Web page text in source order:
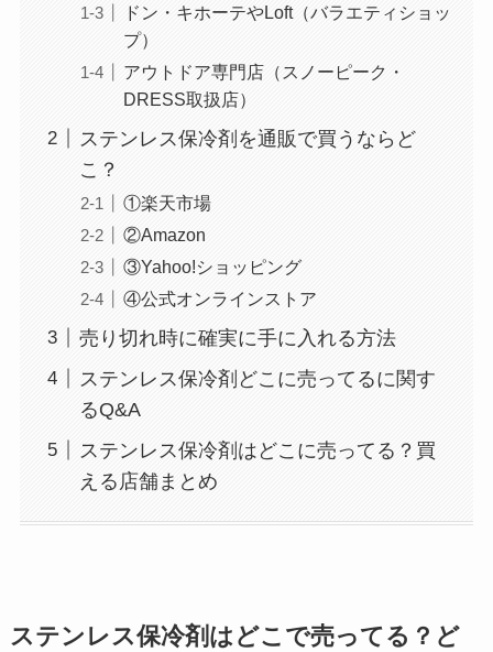
ドン・キホーテやLoft（バラエティショッ
プ）
アウトドア専門店（スノーピーク・
DRESS取扱店）
ステンレス保冷剤を通販で買うならど
こ？
①楽天市場
②Amazon
③Yahoo!ショッピング
④公式オンラインストア
売り切れ時に確実に手に入れる方法
ステンレス保冷剤どこに売ってるに関す
るQ&A
ステンレス保冷剤はどこに売ってる？買
える店舗まとめ
ステンレス保冷剤はどこで売ってる？ど